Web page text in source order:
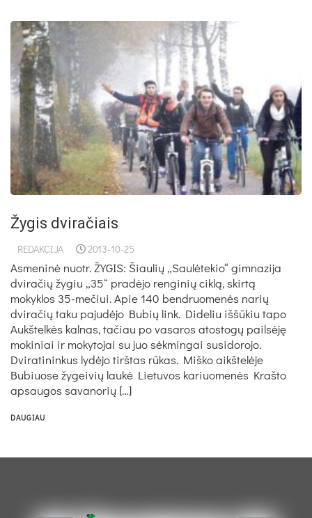
Žygis dviračiais
REDAKCIJA 2013-10-25
Asmeninė nuotr. ŽYGIS: Šiaulių „Saulėtekio“ gimnazija
dviračių žygiu „35“ pradėjo renginių ciklą, skirtą
mokyklos 35-mečiui. Apie 140 bendruomenės narių
dviračių taku pajudėjo Bubių link. Dideliu iššūkiu tapo
Aukštelkės kalnas, tačiau po vasaros atostogų pailsėję
mokiniai ir mokytojai su juo sėkmingai susidorojo.
Dviratininkus lydėjo tirštas rūkas. Miško aikštelėje
Bubiuose žygeivių laukė Lietuvos kariuomenės Krašto
apsaugos savanorių […]
DAUGIAU